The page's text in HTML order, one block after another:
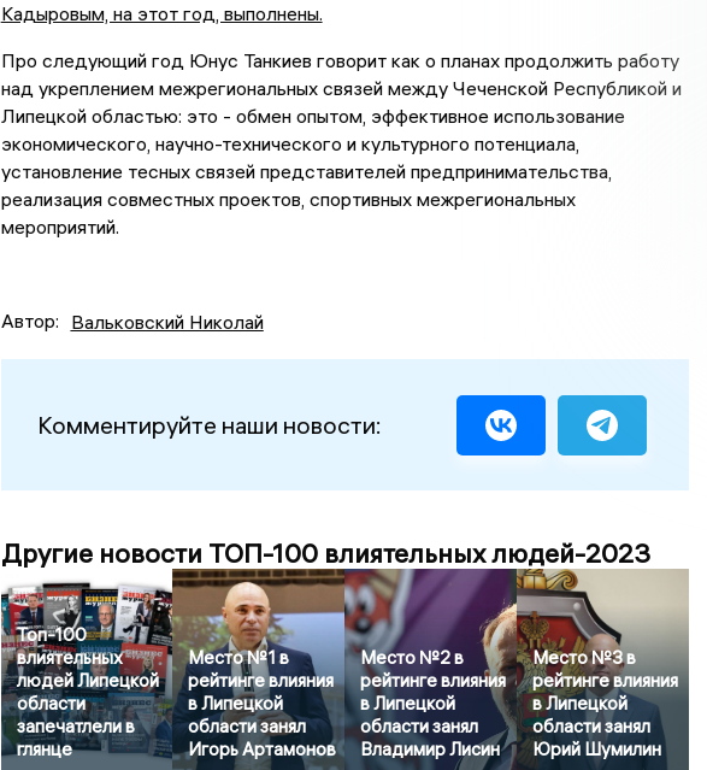
Кадыровым, на этот год, выполнены.
Про следующий год Юнус Танкиев говорит как о планах продолжить работу
над укреплением межрегиональных связей между Чеченской Республикой и
Липецкой областью: это - обмен опытом, эффективное использование
экономического, научно-технического и культурного потенциала,
установление тесных связей представителей предпринимательства,
реализация совместных проектов, спортивных межрегиональных
мероприятий.
Автор: Вальковский Николай
Комментируйте наши новости:
Другие новости ТОП-100 влиятельных людей-2023
Топ-100
влиятельных
людей Липецкой
области
запечатлели в
глянце
Место №1 в
рейтинге влияния
в Липецкой
области занял
Игорь Артамонов
Место №2 в
рейтинге влияния
в Липецкой
области занял
Владимир Лисин
Место №3 в
рейтинге влияния
в Липецкой
области занял
Юрий Шумилин